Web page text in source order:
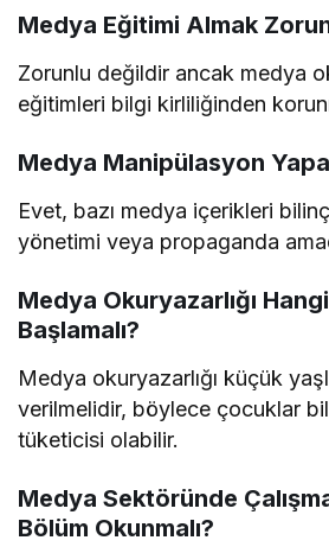
Medya Eğitimi Almak
Zorunlu değildir ancak medya
eğitimleri bilgi kirliliğinden
Medya Manipülasyon
Evet, bazı medya içerikleri
yönetimi veya propaganda
Medya Okuryazarlığı
Başlamalı?
Medya okuryazarlığı küçük
verilmelidir, böylece çocuklar
tüketicisi olabilir.
Medya Sektöründe
Bölüm Okunmalı?